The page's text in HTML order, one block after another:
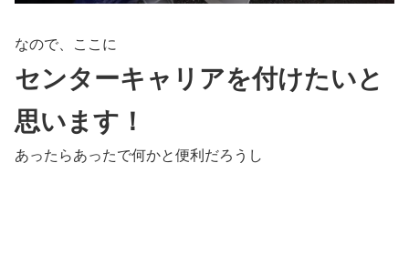
なので、ここに
センターキャリアを付けたいと
思います！
あったらあったで何かと便利だろうし